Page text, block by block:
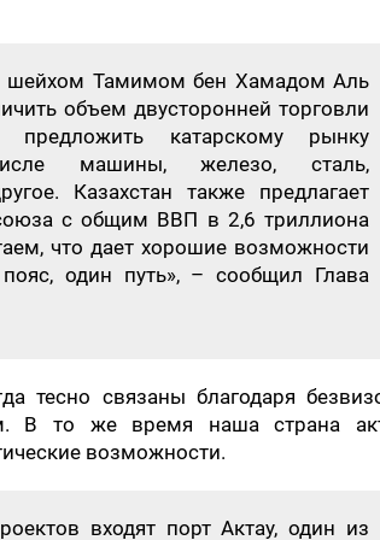
шейхом Тамимом бен Хамадом Аль
объем двусторонней торговли
катарскому рынку
машины, железо, сталь,
Казахстан также предлагает
с общим ВВП в 2,6 триллиона
что дает хорошие возможности
один путь», – сообщил Глава
тесно связаны благодаря
В то же время наша страна
возможности.
входят порт Актау, один из